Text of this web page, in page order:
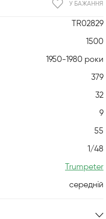
TR02829
1500
1950-1980 роки
379
32
9
55
1/48
Trumpeter
середній
У БАЖАННЯ